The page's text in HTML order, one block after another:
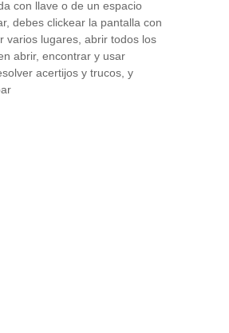
con llave o de un espacio
debes clickear la pantalla con
varios lugares, abrir todos los
abrir, encontrar y usar
acertijos y trucos, y